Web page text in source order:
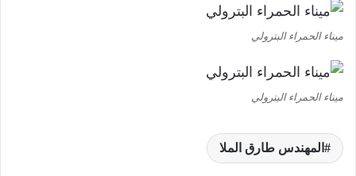
ميناء الحمراء البترولي
ميناء الحمراء البترولي
المهندس طارق الملا